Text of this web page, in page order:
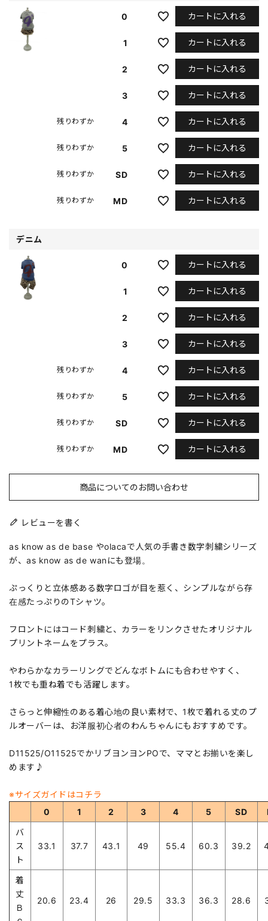
0 カートに入れる
1 カートに入れる
2 カートに入れる
3 カートに入れる
4
残りわずか カートに入れる
5
残りわずか カートに入れる
SD
残りわずか カートに入れる
MD
残りわずか カートに入れる
デニム
0 カートに入れる
1 カートに入れる
2 カートに入れる
3 カートに入れる
4
残りわずか カートに入れる
5
残りわずか カートに入れる
SD
残りわずか カートに入れる
MD
残りわずか カートに入れる
商品についてのお問い合わせ
レビューを書く
as know as de base やolacaで人気の手書き数字刺繍シリーズ
が、as know as de wanにも登場。
ぷっくりと立体感ある数字ロゴが目を惹く、シンプルながら存
在感たっぷりのTシャツ。
フロントにはコード刺繍と、カラーをリンクさせたオリジナル
プリントネームをプラス。
やわらかなカラーリングでどんなボトムにも合わせやすく、
1枚でも重ね着でも活躍します。
さらっと伸縮性のある着心地の良い素材で、1枚で着れる丈のプ
ルオーバーは、お洋服初心者のわんちゃんにもおすすめです。
D11525/O11525でかリブヨンヨンPOで、ママとお揃いを楽し
めます♪
※サイズガイドはコチラ
0
1 2 3 4 5 SD
バ
ス
ト
33.1 37.7 43.1 49 55.4 60.3 39.2
着
丈
Ｂ
20.6 23.4 26 29.5 33.3 36.3 28.6